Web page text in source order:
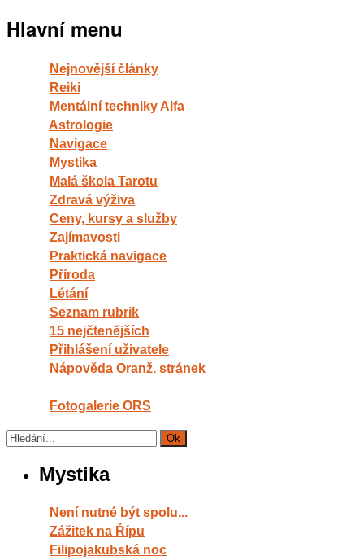
Hlavní menu
Nejnovější články
Reiki
Mentální techniky Alfa
Astrologie
Navigace
Mystika
Malá škola Tarotu
Zdravá výživa
Ceny, kursy a služby
Zajímavosti
Praktická navigace
Příroda
Létání
Seznam rubrik
15 nejčtenějších
Přihlášení uživatele
Nápověda Oranž. stránek
Fotogalerie ORS
Mystika
Není nutné být spolu...
Zážitek na Řípu
Filipojakubská noc